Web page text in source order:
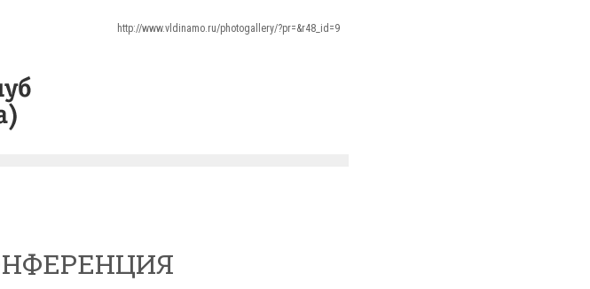
http://www.vldinamo.ru/photogallery/?pr=&r48_id=9